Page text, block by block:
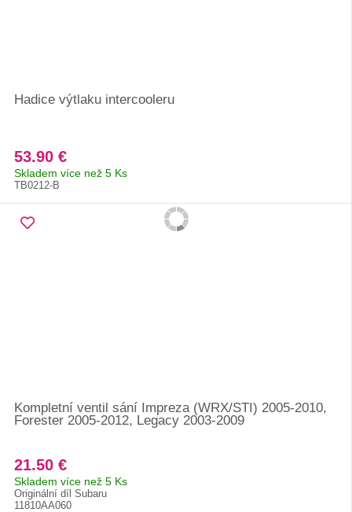
Hadice výtlaku intercooleru
53.90 €
Skladem více než 5 Ks
TB0212-B
Kompletní ventil sání Impreza (WRX/STI) 2005-2010,
Forester 2005-2012, Legacy 2003-2009
21.50 €
Skladem více než 5 Ks
Originální díl Subaru
11810AA060